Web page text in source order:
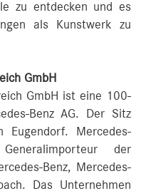
zu entdecken und es
als Kunstwerk zu
GmbH
GmbH ist eine 100-
Benz AG. Der Sitz
Mercedes-
der
Benz, Mercedes-
Das Unternehmen